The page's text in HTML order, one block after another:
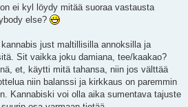
ei kyl löydy mitää suoraa vastausta
else?
just maltillisilla annoksilla ja
Sit vaikka joku damiana, tee/kaakao?
et, käytti mitä tahansa, niin jos välttää
niin balanssi ja kirkkaus on paremmin
Kannabiski voi olla aika sumentava tajuste